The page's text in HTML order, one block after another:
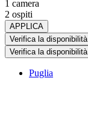
1 camera
2 ospiti
APPLICA
Verifica la disponibilità
Verifica la disponibilità
Puglia